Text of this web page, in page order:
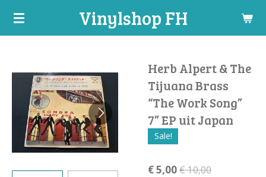
Ga
hoofdinhoud
Vinylshop FH
Herb Alpert & The
Tijuana Brass
“The Work Song”
7” EP uit Japan
Sale!
€ 5,00€ 10,00